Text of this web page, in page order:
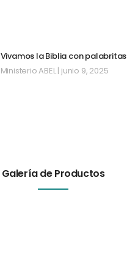
Vivamos la Biblia con palabritas
Ministerio ABEL junio 9, 2025
Galería de Productos